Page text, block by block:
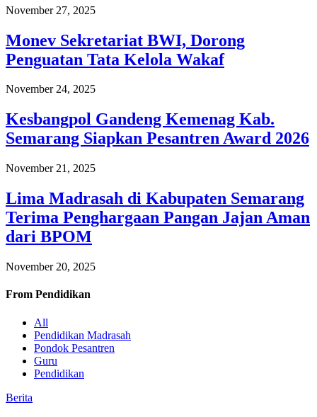
November 27, 2025
Monev Sekretariat BWI, Dorong
Penguatan Tata Kelola Wakaf
November 24, 2025
Kesbangpol Gandeng Kemenag Kab.
Semarang Siapkan Pesantren Award 2026
November 21, 2025
Lima Madrasah di Kabupaten Semarang
Terima Penghargaan Pangan Jajan Aman
dari BPOM
November 20, 2025
From Pendidikan
All
Pendidikan Madrasah
Pondok Pesantren
Guru
Pendidikan
Berita